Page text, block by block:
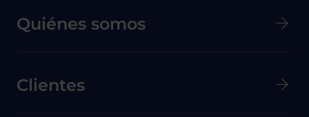
Quiénes somos
Clientes